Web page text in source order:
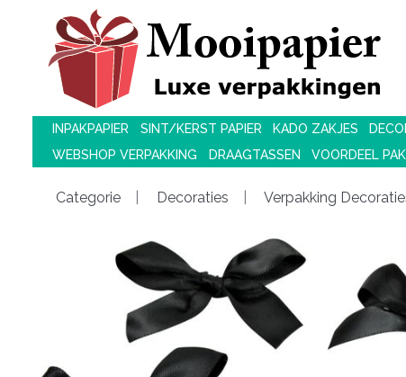
INPAKPAPIER SINT/KERST PAPIER KADO ZAKJES
WEBSHOP VERPAKKING
DRAAGTASSEN VOORDEEL
Categorie Decoraties Verpakking